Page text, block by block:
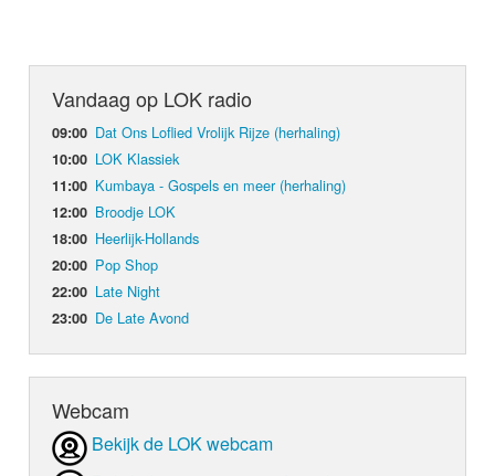
Vandaag op LOK radio
09:00 Dat Ons Loflied Vrolijk Rijze (herhaling)
10:00 LOK Klassiek
11:00 Kumbaya - Gospels en meer (herhaling)
12:00 Broodje LOK
18:00 Heerlijk-Hollands
20:00 Pop Shop
22:00 Late Night
23:00 De Late Avond
Webcam
Bekijk de LOK webcam